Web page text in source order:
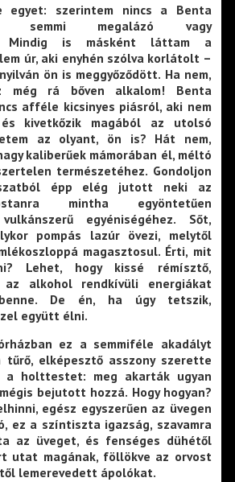
egyet: szerintem nincs a Benta
semmi megalázó vagy
Mindig is másként láttam a
úr, aki enyhén szólva korlátolt –
ön is meggyőződött. Ha nem,
még rá bőven alkalom! Benta
afféle kicsinyes piásról, aki nem
kivetkőzik magából az utolsó
az olyant, ön is? Hát nem,
kaliberűek mámorában él, méltó
természetéhez. Gondoljon
épp elég jutott neki az
mintha egyöntetűen
egyéniségéhez. Sőt,
pompás lazúr övezi, melytől
magasztosul. Érti, mit
Lehet, hogy kissé rémísztő,
az alkohol rendkívüli energiákat
De én, ha úgy tetszik,
együtt élni.
ez a semmiféle akadályt
tűrő, elképesztő asszony szerette
a holttestet: meg akarták ugyan
bejutott hozzá. Hogy hogyan?
egész egyszerűen az üvegen
ez a színtiszta igazság, szavamra
az üveget, és fenséges dühétől
utat magának, föllökve az orvost
lemerevedett ápolókat.